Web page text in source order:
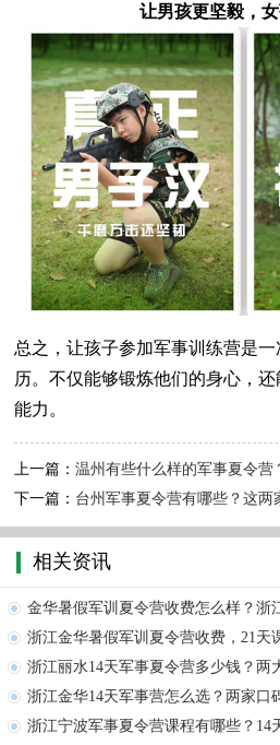
让男孩更坚毅，
总之，让孩子参加军事训练营是
历。不仅能够锻炼他们的身心，
能力。
上一篇：温州有些什么样的军事夏令营
下一篇： 台州军事夏令营有哪些？这两
相关资讯
金华暑假军训夏令营收费怎么样？浙
浙江金华暑假军训夏令营收费，21天
浙江丽水14天军事夏令营多少钱？两
浙江金华14天军事营怎么选？两家口
浙江宁波军事夏令营课程有哪些？14